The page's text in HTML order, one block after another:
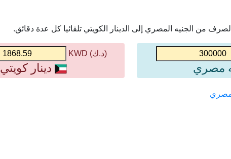
من الجنيه المصري إلى الدينار الكويتي تلقائيا كل عدة دقائق.
مصري
(د.ك) KWD
دينار كويتي